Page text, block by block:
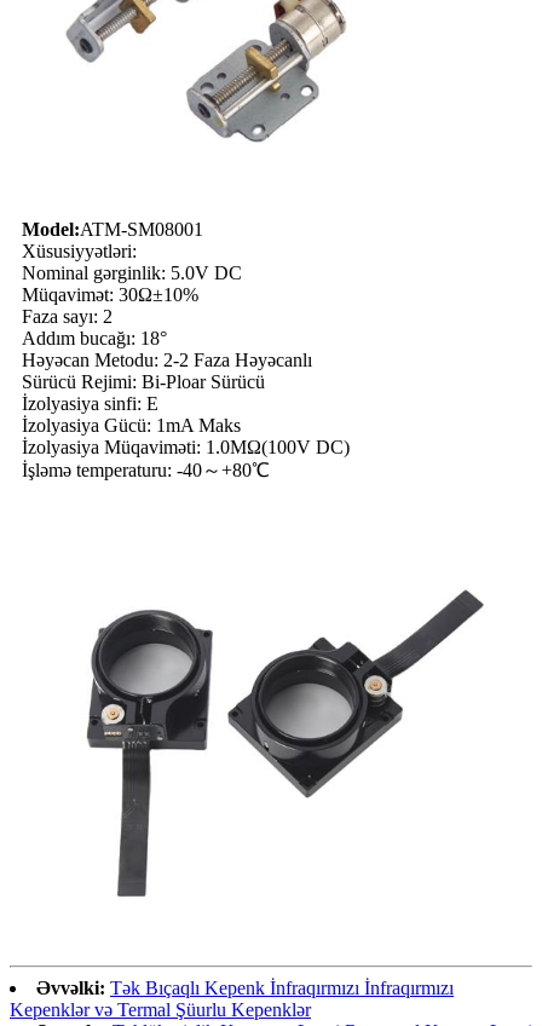
Model:ATM-SM08001
Xüsusiyyətləri:
Nominal gərginlik: 5.0V DC
Müqavimət: 30Ω±10%
Faza sayı: 2
Addım bucağı: 18°
Həyəcan Metodu: 2-2 Faza Həyəcanlı
Sürücü Rejimi: Bi-Ploar Sürücü
İzolyasiya sinfi: E
İzolyasiya Gücü: 1mA Maks
İzolyasiya Müqaviməti: 1.0MΩ(100V DC)
İşləmə temperaturu: -40～+80℃
Əvvəlki: Tək Bıçaqlı Kepenk İnfraqırmızı İnfraqırmızı
Kepenklər və Termal Şüurlu Kepenklər